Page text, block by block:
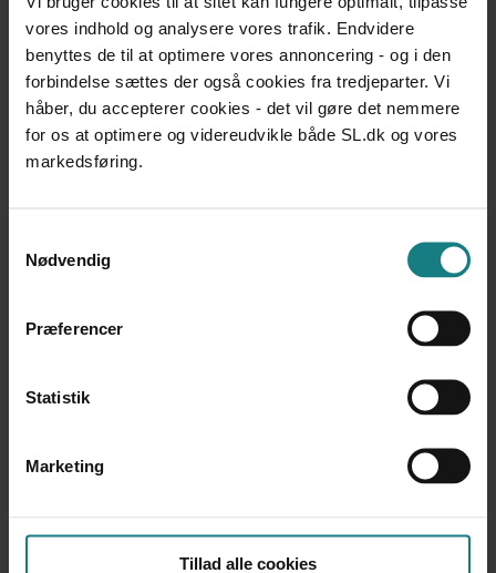
vores indhold og analysere vores trafik. Endvidere
benyttes de til at optimere vores annoncering - og i den
forbindelse sættes der også cookies fra tredjeparter. Vi
håber, du accepterer cookies - det vil gøre det nemmere
for os at optimere og videreudvikle både SL.dk og vores
markedsføring.
Nødvendig
Præferencer
Statistik
Marketing
Tillad alle cookies
afhandling
Udgivet 2006
LÆREBØGER OG VÆRKTØJER
Den gode modtagelse af uledsagede mindreårige i
kommunerne
UNDERSØGELSER OG EVALUERINGER
Udgivet 2010
Dobbeltliv - En rapport om baggrunden for og
konsekvenserne af at leve et dobbeltliv for unge med
Sofie Hviid
UNDERSØGELSER OG EVALUERINGER
Erfaringer med en koordinatorfunktion i det